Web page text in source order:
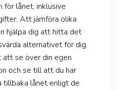
för lånet, inklusive
Att jämföra olika
hjälpa dig att hitta det
alternativet för dig.
se över din egen
och se till att du har
lånet enligt de